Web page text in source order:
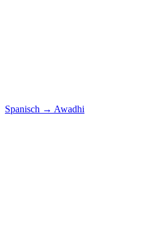
Spanisch → Awadhi